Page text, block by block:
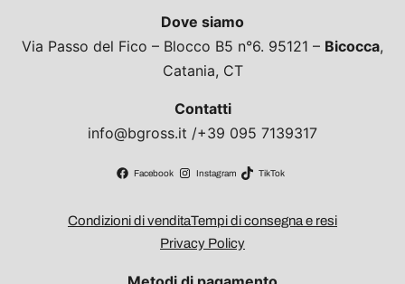
Dove siamo
Via Passo del Fico – Blocco B5 n°6. 95121 – Bicocca,
Catania, CT
Contatti
info@bgross.it /+39 095 7139317
Facebook Instagram TikTok
Condizioni di venditaTempi di consegna e resi
Privacy Policy